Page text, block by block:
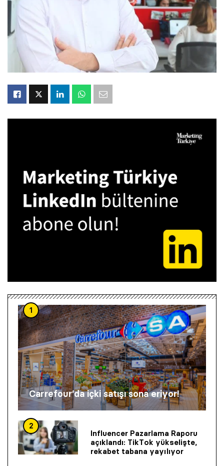
1
Carrefour’da içki satışı sona eriyor!
2
Influencer Pazarlama Raporu
açıklandı: TikTok yükselişte,
rekabet tabana yayılıyor